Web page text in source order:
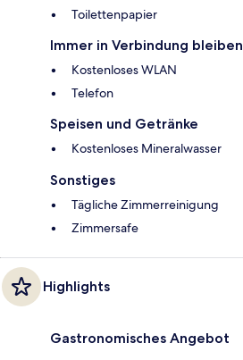
Toilettenpapier
Immer in Verbindung bleiben
Kostenloses WLAN
Telefon
Speisen und Getränke
Kostenloses Mineralwasser
Sonstiges
Tägliche Zimmerreinigung
Zimmersafe
Highlights
Gastronomisches Angebot